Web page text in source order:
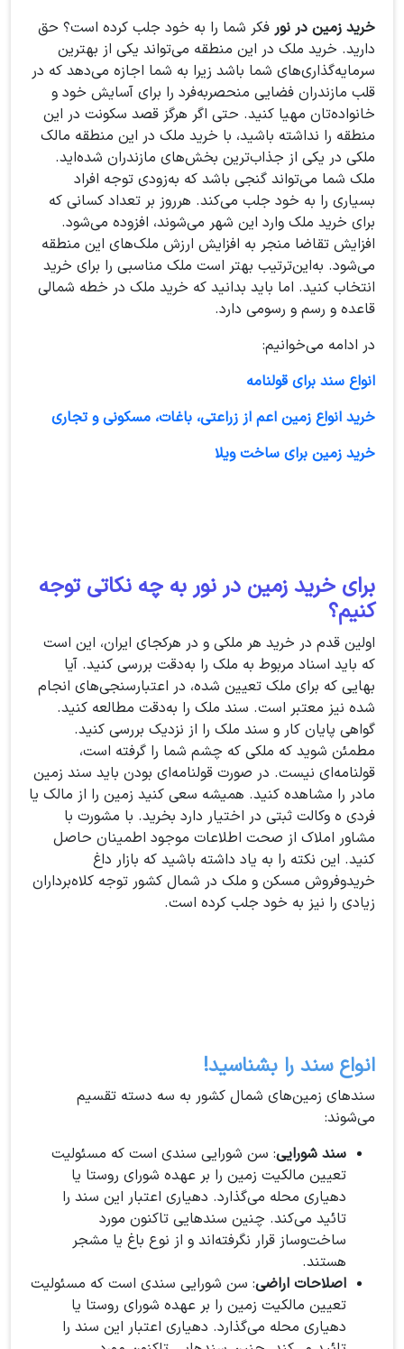
خرید زمین در نور فکر شما را به خود جلب کرده است؟ حق
دارید. خرید ملک در این منطقه می‌تواند یکی از بهترین
سرمایه‌گذاری‌های شما باشد زیرا به شما اجازه می‌دهد که در
قلب مازندران فضایی منحصربه‌فرد را برای آسایش خود و
خانواده‌تان مهیا کنید. حتی اگر هرگز قصد سکونت در این
منطقه را نداشته باشید، با خرید ملک در این منطقه مالک
ملکی در یکی از جذاب‌ترین بخش‌های مازندران شده‌اید.
ملک شما می‌تواند گنجی باشد که به‌زودی توجه افراد
بسیاری را به خود جلب می‌کند. هرروز بر تعداد کسانی که
برای خرید ملک وارد این شهر می‌شوند، افزوده می‌شود.
افزایش تقاضا منجر به افزایش ارزش ملک‌های این منطقه
می‌شود. به‌این‌ترتیب بهتر است ملک مناسبی را برای خرید
انتخاب کنید. اما باید بدانید که خرید ملک در خطه شمالی
قاعده و رسم و رسومی دارد.
در ادامه می‌خوانیم:
انواع سند برای قولنامه
خرید انواع زمین اعم از زراعتی، باغات، مسکونی و تجاری
خرید زمین برای ساخت ویلا
برای خرید زمین در نور به چه نکاتی توجه
کنیم؟
اولین قدم در خرید هر ملکی و در هرکجای ایران، این است
که باید اسناد مربوط به ملک را به‌دقت بررسی کنید. آیا
بهایی که برای ملک تعیین شده، در اعتبارسنجی‌های انجام
شده نیز معتبر است. سند ملک را به‌دقت مطالعه کنید.
گواهی پایان کار و سند ملک را از نزدیک بررسی کنید.
مطمئن شوید که ملکی که چشم شما را گرفته است،
قولنامه‌ای نیست. در صورت قولنامه‌ای بودن باید سند زمین
مادر را مشاهده کنید. همیشه سعی کنید زمین را از مالک یا
فردی ه وکالت ثبتی در اختیار دارد بخرید. با مشورت با
مشاور املاک از صحت اطلاعات موجود اطمینان حاصل
کنید. این نکته را به یاد داشته باشید که بازار داغ
خریدوفروش مسکن و ملک در شمال کشور توجه کلاه‌برداران
زیادی را نیز به خود جلب کرده است.
انواع سند را بشناسید!
سندهای زمین‌های شمال کشور به سه دسته تقسیم
می‌شوند:
سند شورایی: سن شورایی سندی است که مسئولیت
تعیین مالکیت زمین را بر عهده شورای روستا یا
دهیاری محله می‌گذارد. دهیاری اعتبار این سند را
تائید می‌کند. چنین سندهایی تاکنون مورد
ساخت‌وساز قرار نگرفته‌اند و از نوع باغ یا مشجر
هستند.
اصلاحات اراضی: سن شورایی سندی است که مسئولیت
تعیین مالکیت زمین را بر عهده شورای روستا یا
دهیاری محله می‌گذارد. دهیاری اعتبار این سند را